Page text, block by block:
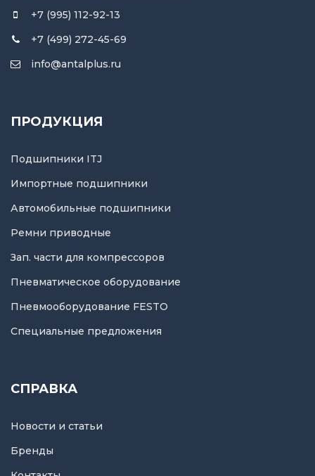
+7 (995) 112-92-13
+7 (499) 272-45-69
info@antalplus.ru
ПРОДУКЦИЯ
Подшипники ITJ
Импортные подшипники
Автомобильные подшипники
Ремни приводные
Зап. части для компрессоров
Пневматическое оборудование
Пневмооборудование FESTO
Специальные предложения
СПРАВКА
Новости и статьи
Бренды